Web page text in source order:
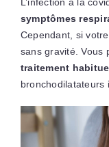
symptômes
Cependant, si
sans gravité. Vous
traitement
bronchodilatateurs